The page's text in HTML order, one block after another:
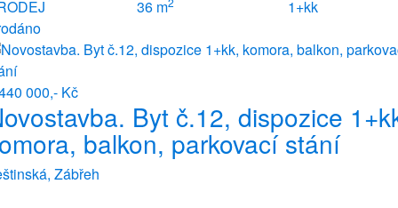
36 m
1+kk
000,- Kč
Byt č.12, dispozice
balkon, parkovací stání
Zábřeh